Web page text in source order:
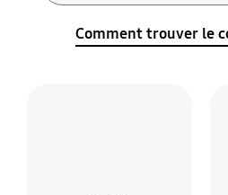
Comment trouver le